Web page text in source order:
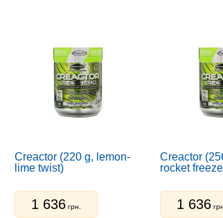
креатиновий транспорт +
— передова HMB-формула
Creactor (220 g, lemon-
lime twist)
1 636 грн.
Creactor
rocket
1 636 грн.